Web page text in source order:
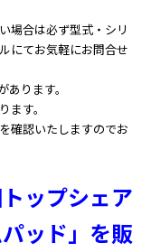
場合は必ず型式・シリ
にてお気軽にお問合せ
ります。
す。
確認いたしますのでお
ップシェア
ッド」を販